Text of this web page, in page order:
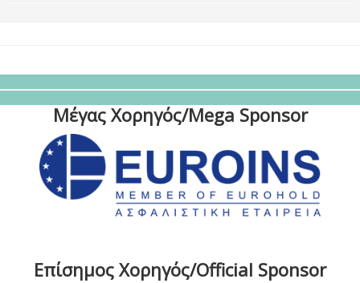
Μέγας Χορηγός/Mega Sponsor
Επίσημος Χορηγός/Official Sponsor